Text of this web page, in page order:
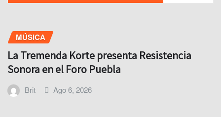
MÚSICA
La Tremenda Korte presenta Resistencia
Sonora en el Foro Puebla
Brit Ago 6, 2026